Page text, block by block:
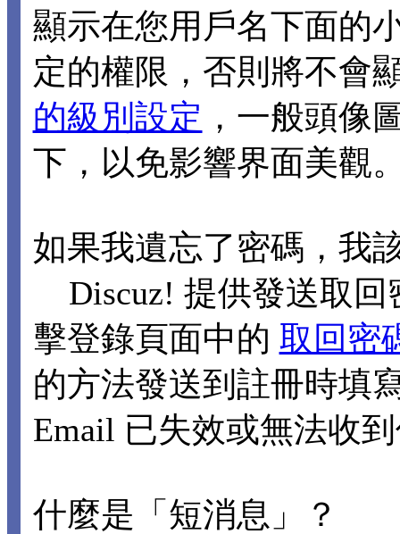
顯示在您用戶名下面的
定的權限，否則將不會
的級別設定 ，一般頭像
下，以免影響界面美觀
如果我遺忘了密碼，我
Discuz! 提供發送取回
擊登錄頁面中的 取回密
的方法發送到註冊時填
Email 已失效或無法收
什麼是「短消息」？